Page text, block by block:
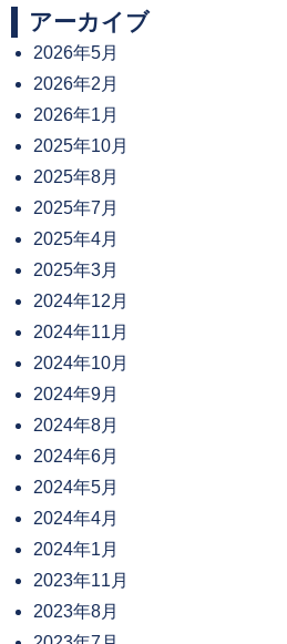
アーカイブ
2026年5月
2026年2月
2026年1月
2025年10月
2025年8月
2025年7月
2025年4月
2025年3月
2024年12月
2024年11月
2024年10月
2024年9月
2024年8月
2024年6月
2024年5月
2024年4月
2024年1月
2023年11月
2023年8月